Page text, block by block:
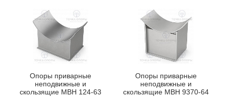
Опоры приварные
неподвижные и
скользящие МВН 124-63
Опоры приварные
неподвижные и
скользящие МВН 9370-64